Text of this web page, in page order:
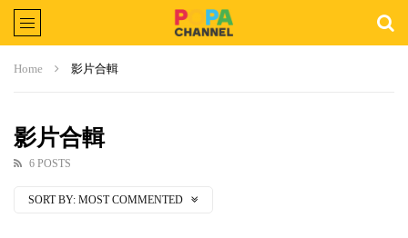
Home 影片合輯
影片合輯
6 POSTS
SORT BY: MOST COMMENTED